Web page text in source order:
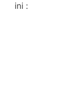
ini :